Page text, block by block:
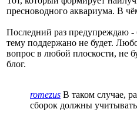
пресноводного аквариума. В
Последний раз предупреждаю
тему поддержано не будет.
вопрос в любой плоскости, не
блог.
romezus В таком случае,
сборок должны